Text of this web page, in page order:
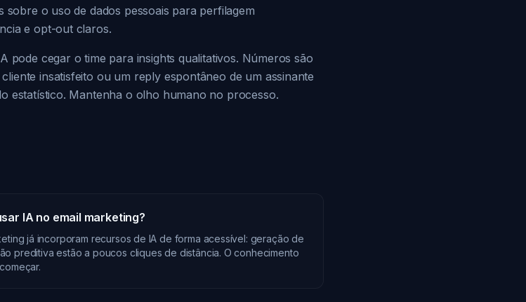
o uso de dados pessoais para perfilagem
e opt-out claros.
pode cegar o time para insights qualitativos. Números são
insatisfeito ou um reply espontâneo de um assinante
estatístico. Mantenha o olho humano no processo.
IA no email marketing?
já incorporam recursos de IA de forma acessível: geração de
preditiva estão a poucos cliques de distância. O conhecimento